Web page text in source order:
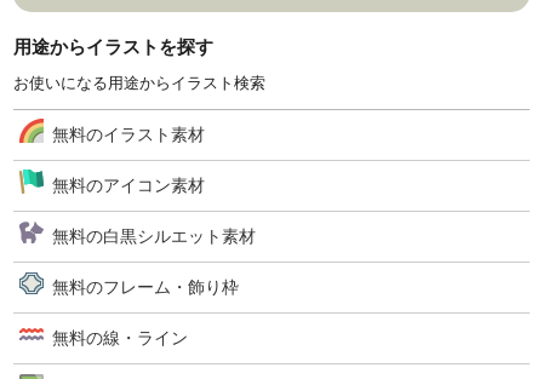
用途からイラストを探す
お使いになる用途からイラスト検索
無料のイラスト素材
無料のアイコン素材
無料の白黒シルエット素材
無料のフレーム・飾り枠
無料の線・ライン